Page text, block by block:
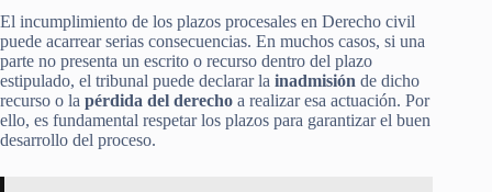
El incumplimiento de los plazos procesales en Derecho civil
puede acarrear serias consecuencias. En muchos casos, si una
parte no presenta un escrito o recurso dentro del plazo
estipulado, el tribunal puede declarar la inadmisión de dicho
recurso o la pérdida del derecho a realizar esa actuación. Por
ello, es fundamental respetar los plazos para garantizar el buen
desarrollo del proceso.